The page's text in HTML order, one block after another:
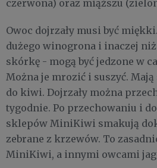
czerwona) oraz miąższu
Owoc dojrzały musi być
dużego winogrona i inaczej
skórkę - mogą być jedzone w
Można je mrozić i suszyć.
do kiwi. Dojrzały można
tygodnie. Po przechowaniu i
sklepów MiniKiwi smakują
zebrane z krzewów. To
MiniKiwi, a innymi owcami